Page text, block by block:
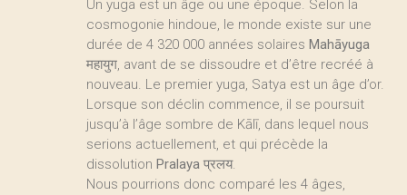
Un yuga est un âge ou une époque. Selon la
cosmogonie hindoue, le monde existe sur une
durée de 4 320 000 années solaires Mahāyuga
महायुग, avant de se dissoudre et d’être recréé à
nouveau. Le premier yuga, Satya est un âge d’or.
Lorsque son déclin commence, il se poursuit
jusqu’à l’âge sombre de Kālī, dans lequel nous
serions actuellement, et qui précède la
dissolution Pralaya प्रलय.
Nous pourrions donc comparé les 4 âges,